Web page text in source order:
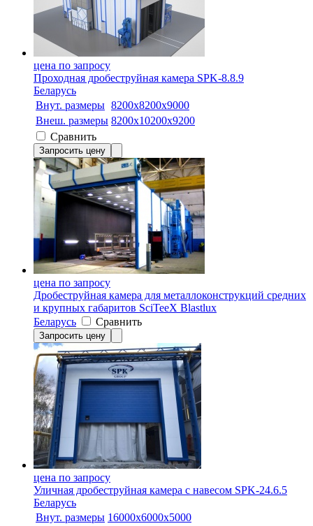
цена по запросу
Проходная дробеструйная камера SPK-8.8.9
Беларусь
Внут. размеры 8200х8200х9000
Внеш. размеры 8200х10200х9200
Сравнить
Запросить цену
цена по запросу
Дробеструйная камера для металлоконструкций средних
и крупных габаритов SciTeeX Blastlux
Беларусь
Сравнить
Запросить цену
цена по запросу
Уличная дробеструйная камера с навесом SPK-24.6.5
Беларусь
Внут. размеры 16000х6000х5000